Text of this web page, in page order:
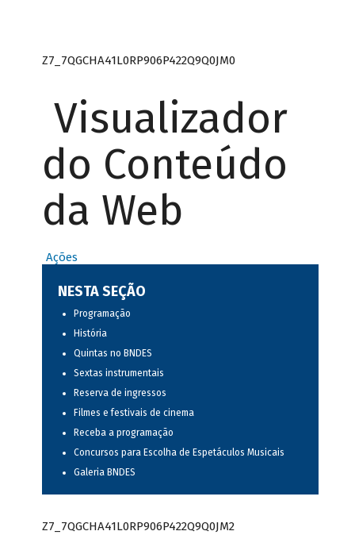
Z7_7QGCHA41L0RP906P422Q9Q0JM0
Visualizador
do Conteúdo
da Web
Ações
NESTA SEÇÃO
Programação
História
Quintas no BNDES
Sextas instrumentais
Reserva de ingressos
Filmes e festivais de cinema
Receba a programação
Concursos para Escolha de Espetáculos Musicais
Galeria BNDES
Z7_7QGCHA41L0RP906P422Q9Q0JM2